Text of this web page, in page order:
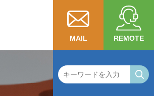
MAIL REMOTE